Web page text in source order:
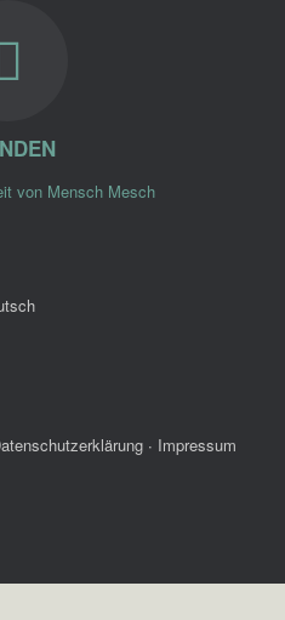
von Mensch Mesch
∙ Impressum